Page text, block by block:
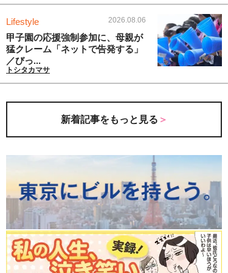
Lifestyle 2026.08.06
甲子園の応援強制参加に、母親が
猛クレーム「ネットで告発する」
／びっ...
トシタカマサ
新着記事をもっと見る